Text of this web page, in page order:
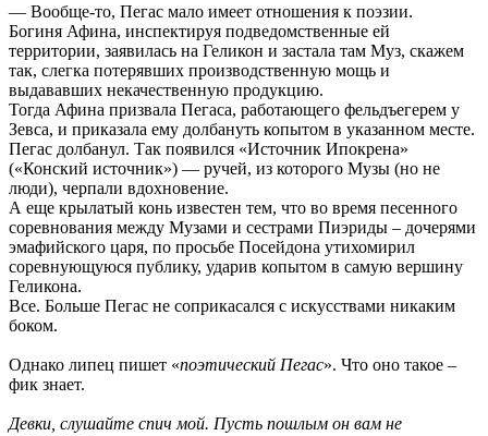
— Вообще-то, Пегас мало имеет отношения к поэзии.
Богиня Афина, инспектируя подведомственные ей
территории, заявилась на Геликон и застала там Муз, скажем
так, слегка потерявших производственную мощь и
выдававших некачественную продукцию.
Тогда Афина призвала Пегаса, работающего фельдъегерем у
Зевса, и приказала ему долбануть копытом в указанном месте.
Пегас долбанул. Так появился «Источник Ипокрена»
(«Конский источник») — ручей, из которого Музы (но не
люди), черпали вдохновение.
А еще крылатый конь известен тем, что во время песенного
соревнования между Музами и сестрами Пиэриды – дочерями
эмафийского царя, по просьбе Посейдона утихомирил
соревнующуюся публику, ударив копытом в самую вершину
Геликона.
Все. Больше Пегас не соприкасался с искусствами никаким
боком.
Однако липец пишет «поэтический Пегас». Что оно такое –
фик знает.
Девки, слушайте спич мой. Пусть пошлым он вам не